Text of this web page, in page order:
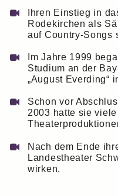
Ihren Einstieg in
Rodekirchen als
auf Country-Songs
Im Jahre 1999
Studium an der
„August Everding“
Schon vor
2003 hatte sie
Nach dem Ende
Landestheater
wirken.